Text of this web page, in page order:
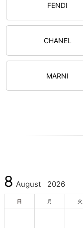
FENDI
CHANEL
MARNI
8 August 2026
日 月 火